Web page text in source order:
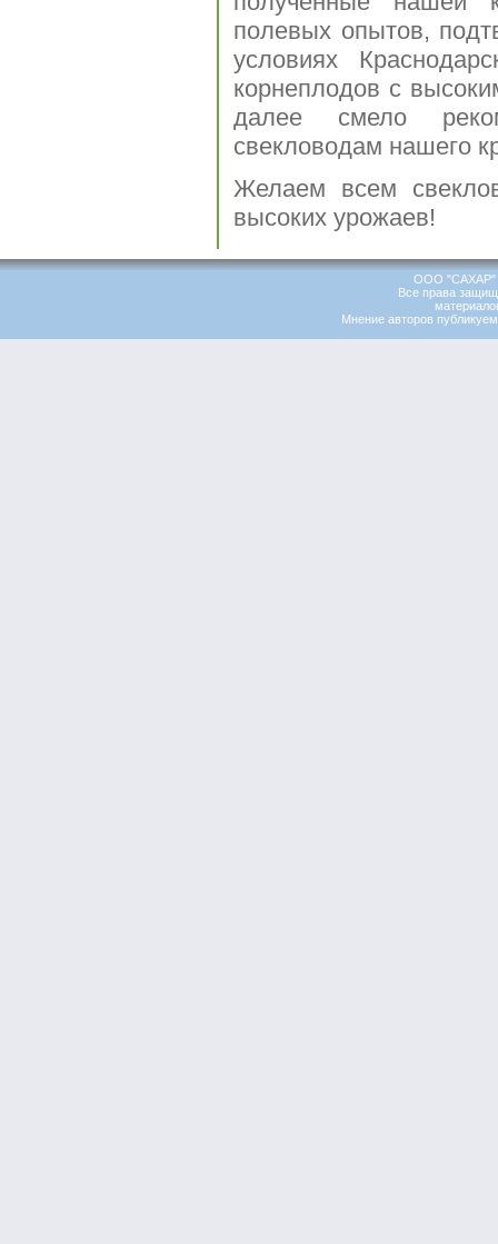
полевых опытов,
условиях
корнеплодов с
далее смело
свекловодам нашего
Желаем всем
высоких урожаев!
ООО "САХАР"
Все права
Мнение авторов